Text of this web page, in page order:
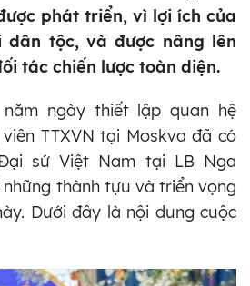
phát triển, vì lợi ích của
dân tộc, và được nâng lên
tác chiến lược toàn diện.
ngày thiết lập quan hệ
TTXVN tại Moskva đã có
sứ Việt Nam tại LB Nga
thành tựu và triển vọng
Dưới đây là nội dung cuộc